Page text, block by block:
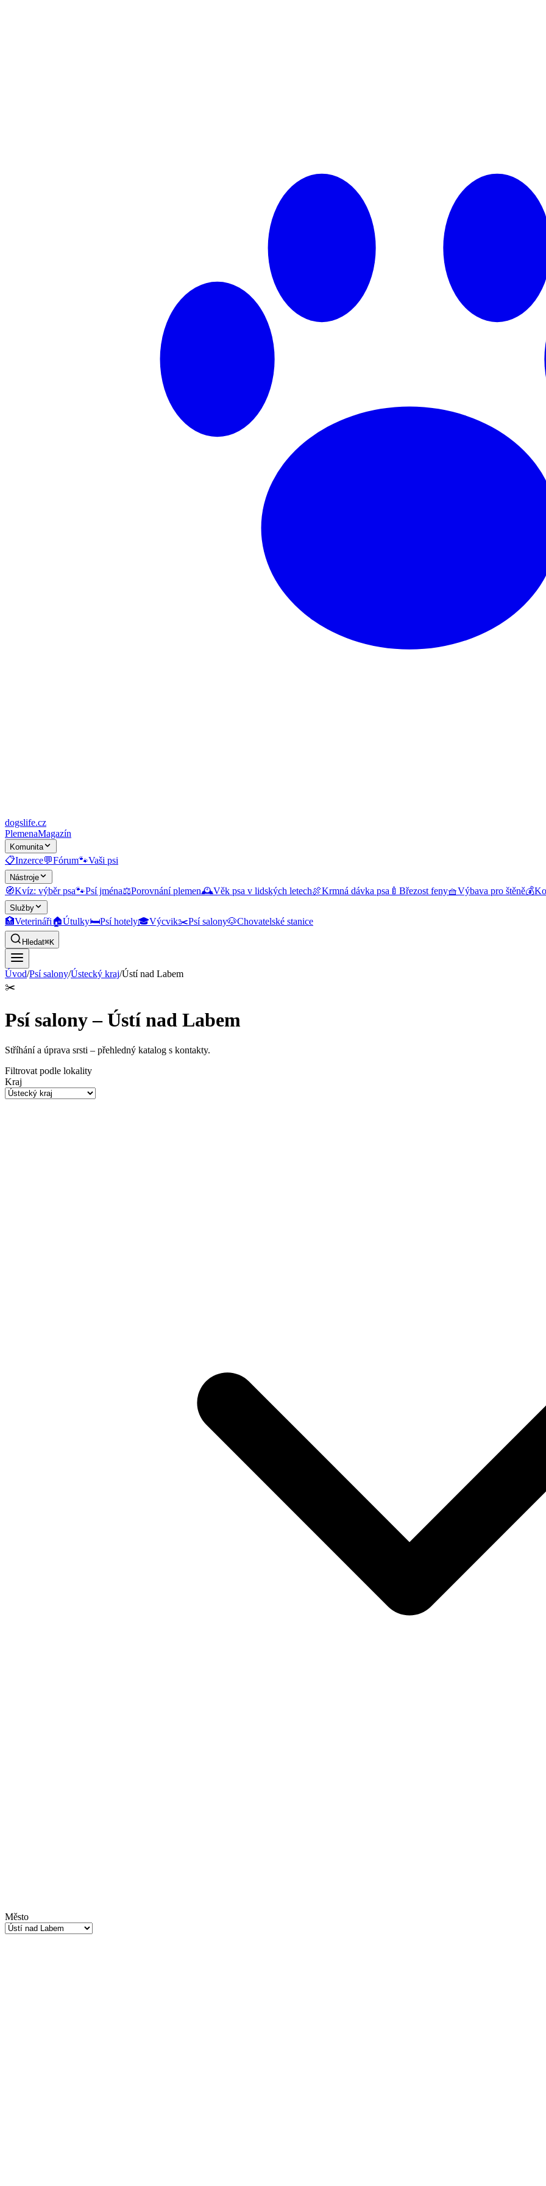
dogslife.cz
PlemenaMagazín
Komunita
📋Inzerce💬Fórum🐾Vaši psi
Nástroje
🧭Kvíz: výběr psa🐾Psí jména⚖️Porovnání plemen🕰️Věk psa v lidských letech🍖Krmná dávka psa 🍼 Březost feny🧺Výbava pro štěně💰
Služby
🏥Veterináři🏠Útulky🛏️Psí hotely🎓Výcvik✂️Psí salony🐶Chovatelské stanice
Hledat⌘K
Úvod/Psí salony/Ústecký kraj/Ústí nad Labem
✂️
Psí salony – Ústí nad Labem
Stříhání a úprava srsti – přehledný katalog s kontakty.
Filtrovat podle lokality
Kraj
Město